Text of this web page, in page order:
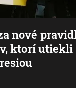
nové
ktorí utiekli